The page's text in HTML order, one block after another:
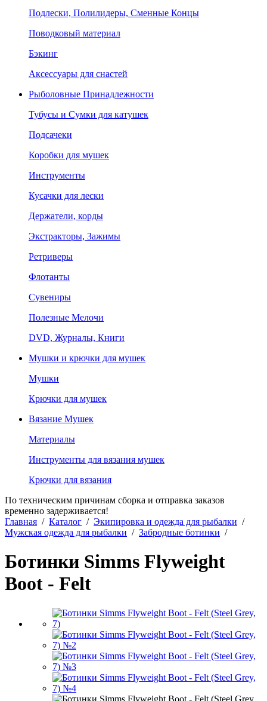
Подлески, Полилидеры, Сменные Концы
Поводковый материал
Бэкинг
Аксессуары для снастей
Рыболовные Принадлежности
Тубусы и Сумки для катушек
Подсачеки
Коробки для мушек
Инструменты
Кусачки для лески
Держатели, корды
Экстракторы, Зажимы
Ретриверы
Флотанты
Сувениры
Полезные Мелочи
DVD, Журналы, Книги
Мушки и крючки для мушек
Мушки
Крючки для мушек
Вязание Мушек
Материалы
Инструменты для вязания мушек
Крючки для вязания
По техническим причинам сборка и отправка заказов
временно задерживается!
Главная / Каталог / Экипировка и одежда для рыбалки /
Мужская одежда для рыбалки / Забродные ботинки /
Ботинки Simms Flyweight
Boot - Felt